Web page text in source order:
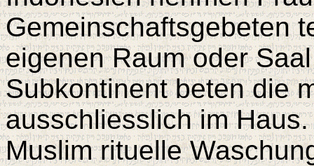
Gemeinschaftsgebeten
eigenen Raum oder
Subkontinent beten die
ausschliesslich im
Muslim rituelle